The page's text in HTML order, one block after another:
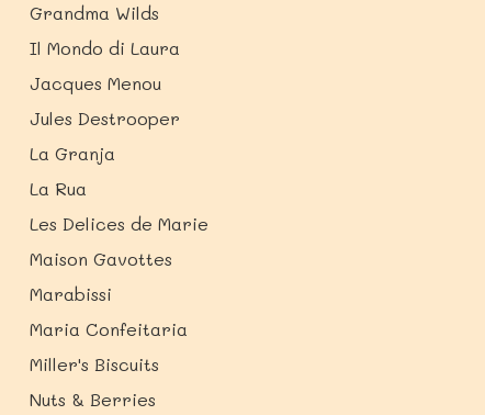
Grandma Wilds
Il Mondo di Laura
Jacques Menou
Jules Destrooper
La Granja
La Rua
Les Delices de Marie
Maison Gavottes
Marabissi
Maria Confeitaria
Miller's Biscuits
Nuts & Berries